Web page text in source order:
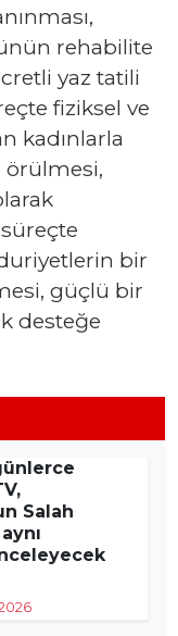
rehabilite
yaz tatili
fiziksel ve
kadınlarla
örülmesi,
bir
güçlü bir
desteğe
Salah